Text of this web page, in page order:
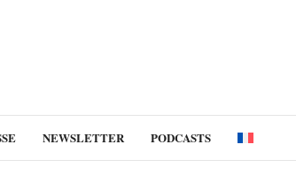
NEWSLETTER PODCASTS